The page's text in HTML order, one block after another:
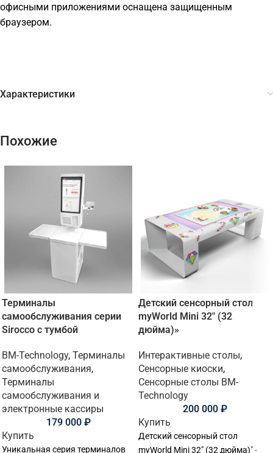
офисными приложениями оснащена защищенным
браузером.
Характеристики
Похожие
Терминалы
самообслуживания серии
Sirocco с тумбой
BM-Technology, Терминалы
самообслуживания,
Терминалы
самообслуживания и
электронные кассиры
179 000 ₽
Купить
Уникальная серия терминалов
Детский сенсорный стол
myWorld Mini 32″ (32
дюйма)»
Интерактивные столы,
Сенсорные киоски,
Сенсорные столы BM-
Technology
200 000 ₽
Купить
Детский сенсорный стол
myWorld Mini 32" (32 дюйма)" -